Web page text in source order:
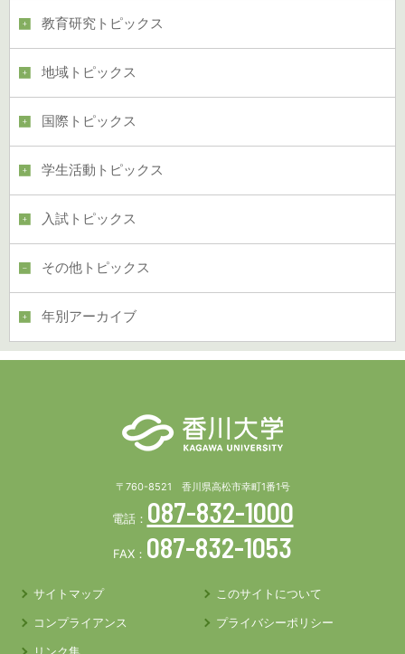
教育研究トピックス
地域トピックス
国際トピックス
学生活動トピックス
入試トピックス
その他トピックス
年別アーカイブ
〒760-8521 香川県高松市幸町1番1号
電話： 087-832-1000
FAX： 087-832-1053
サイトマップ
このサイトについて
コンプライアンス
プライバシーポリシー